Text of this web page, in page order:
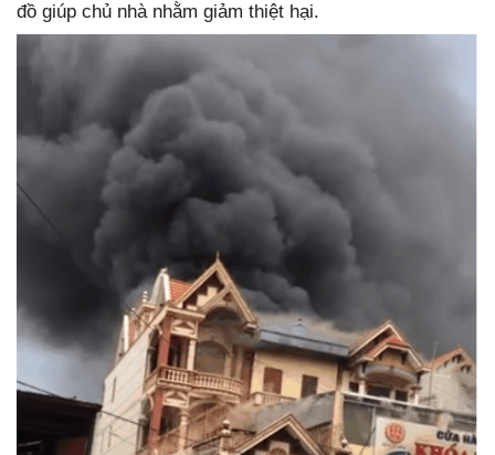
đồ giúp chủ nhà nhằm giảm thiệt hại.